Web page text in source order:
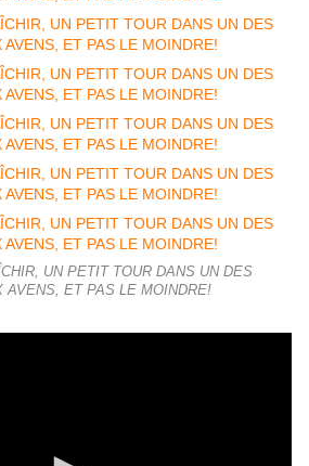
UN PETIT TOUR DANS UN DES
AVENS, ET PAS LE MOINDRE!